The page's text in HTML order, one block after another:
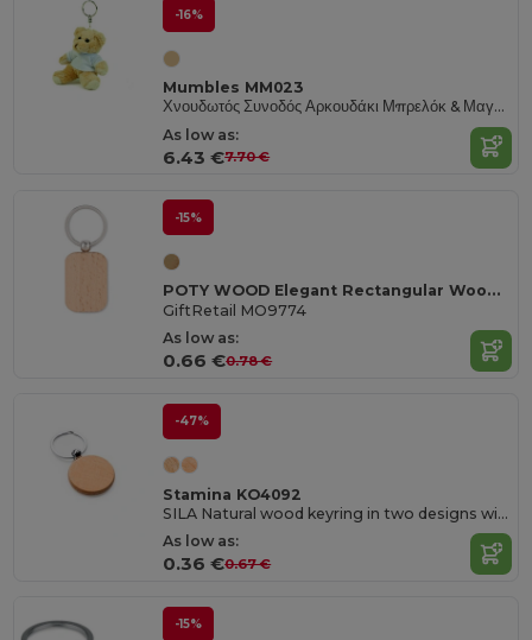
-16%
Mumbles MM023
Χνουδωτός Συνοδός Αρκουδάκι Μπρελόκ & Μαγνήτης
As low as:
6.43 €7.70 €
-15%
POTY WOOD Elegant Rectangular Wooden Key Ring Accessory
GiftRetail MO9774
As low as:
0.66 €0.78 €
-47%
Stamina KO4092
SILA Natural wood keyring in two designs with metal ring
As low as:
0.36 €0.67 €
-15%